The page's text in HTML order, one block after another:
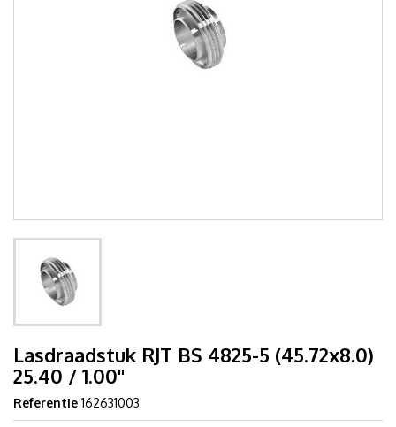
Lasdraadstuk RJT BS 4825-5 (45.72x8.0)
25.40 / 1.00"
Referentie 162631003